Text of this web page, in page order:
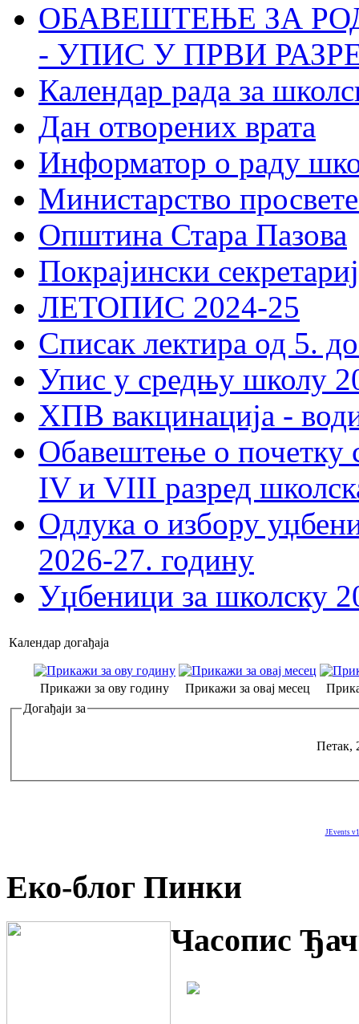
ОБАВЕШТЕЊЕ ЗА
- УПИС У ПРВИ
Календар рада за
Дан отворених врата
Информатор о раду
Министарство
Општина Стара Пазова
Покрајински
ЛЕТОПИС 2024-25
Списак лектира од 5.
Упис у средњу школу
ХПВ вакцинација -
Обавештење о почетку
IV и VIII разред
Одлука о избору
2026-27. годину
Уџбеници за школску
Календар догађаја
Прикажи за ову годину Прикажи за овај месец
Догађаји за
Петак,
JEvents
Еко-блог Пинки
Часопис